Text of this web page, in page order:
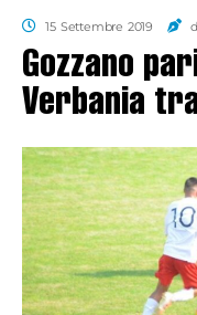
15 Settembre 2019
Gozzano
Verbania